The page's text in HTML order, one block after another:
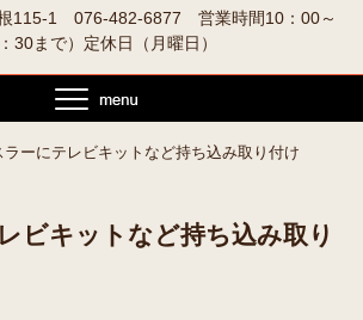
115-1 076-482-6877 営業時間10：00～
30まで）定休日（月曜日）
ラーにテレビキットなど持ち込み取り付け
ビキットなど持ち込み取り